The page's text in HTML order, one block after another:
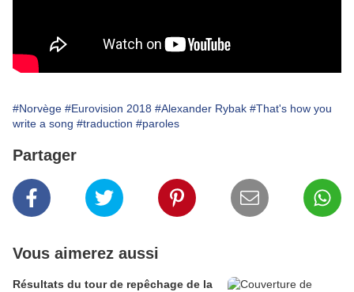
#Norvège #Eurovision 2018 #Alexander Rybak #That's how you
write a song #traduction #paroles
Partager
Vous aimerez aussi
Résultats du tour de repêchage de la